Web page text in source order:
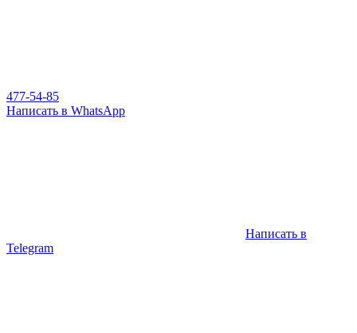
477-54-85
Написать в WhatsApp
Написать в
Telegram